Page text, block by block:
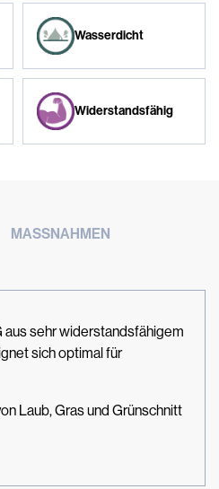
Wasserdicht
Widerstandsfähig
MASSNAHMEN
aus sehr widerstandsfähigem
sich optimal für
Laub, Gras und Grünschnitt